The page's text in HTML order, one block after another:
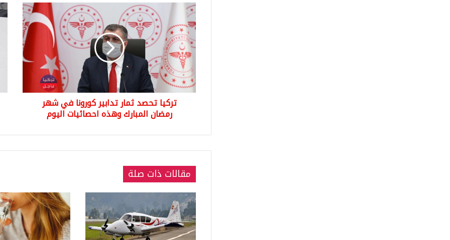
تركيا
تحصد
ثمار
تدابير
كورونا
في
شهر
رمضان
المبارك
احصائيات
تركيا تحصد ثمار تدابير كورونا في شهر
رمضان المبارك وهذه احصائيات اليوم
مقالات ذات صلة